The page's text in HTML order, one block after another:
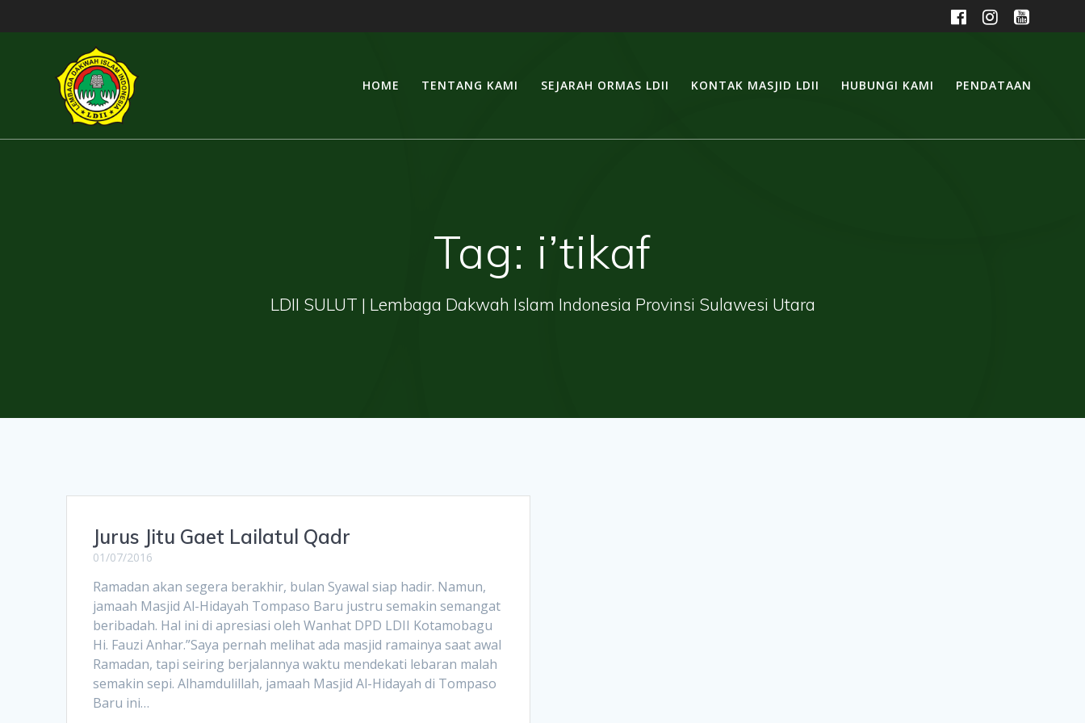
to
HOME TENTANG KAMI SEJARAH ORMAS LDII KONTAK MASJID LDII HUBUNGI KAMI PENDATAAN
Tag: i’tikaf
LDII SULUT | Lembaga Dakwah Islam Indonesia Provinsi Sulawesi Utara
Jurus Jitu Gaet Lailatul Qadr
01/07/2016
Ramadan akan segera berakhir, bulan Syawal siap hadir. Namun,
jamaah Masjid Al-Hidayah Tompaso Baru justru semakin semangat
beribadah. Hal ini di apresiasi oleh Wanhat DPD LDII Kotamobagu
Hi. Fauzi Anhar.”Saya pernah melihat ada masjid ramainya saat awal
Ramadan, tapi seiring berjalannya waktu mendekati lebaran malah
semakin sepi. Alhamdulillah, jamaah Masjid Al-Hidayah di Tompaso
Baru ini…